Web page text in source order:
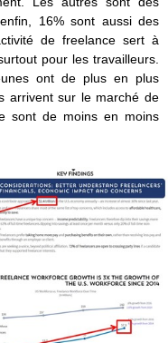
16% sont aussi des
de freelance sert à
pour les travailleurs.
ont de plus en plus
arrivent sur le marché de
sont de moins en moins